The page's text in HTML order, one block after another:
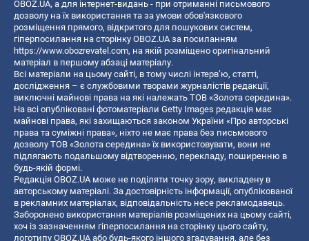
OBOZ.UA, а для інтернет-видань - при отриманні письмового
дозволу на їх використання та за умови обов'язкового
розміщення прямого, відкритого для пошукових систем,
гіперпосилання на сторінку OBOZ.UA за посиланням
https://www.obozrevatel.com, на якій розміщено оригінальний
матеріал в першому абзаці матеріалу.
Всі матеріали на цьому сайті, в тому числі інтерв’ю, статті,
дослідження – є службовими творами журналістів редакції,
виключні майнові права на які належать ТОВ «Золота середина».
На всі опубліковані фотоматеріали Getty Images редакція має
майнові права, які захищаються законом України «Про авторські
права та суміжні права», ніхто не має права без письмового
дозволу ТОВ «Золота середина» їх використовувати, вони не
підлягають подальшому відтворенню, перекладу, поширенню в
будь-якій формі.
Редакція OBOZ.UA може не поділяти точку зору, викладену в
авторському матеріалі. За достовірність інформації, опублікованої
в рекламних матеріалах, відповідальність несе рекламодавець.
Заборонено використання матеріалів розміщених на цьому сайті,
хоч із зазначенням гіперпосилання на сторінку цього сайту,
логотипу OBOZ.UA або будь-якого іншого згадування, але без